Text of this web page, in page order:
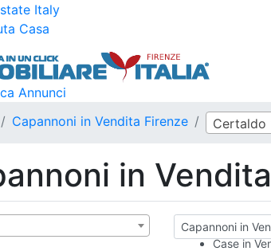
Italy
Casa
Annunci
Capannoni in Vendita Firenze Certaldo
in
Capannoni in
Case in